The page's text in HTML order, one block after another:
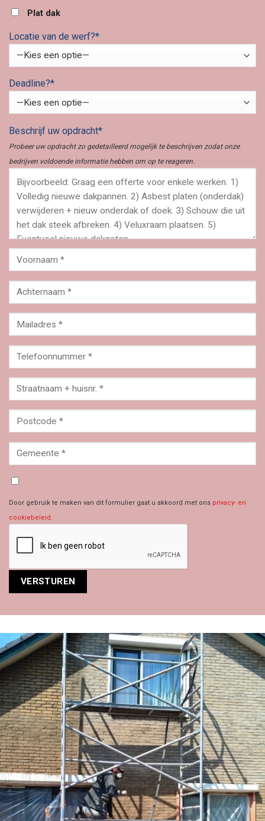
Plat dak
Locatie van de werf?*
Deadline?*
Beschrijf uw opdracht*
Probeer uw opdracht zo gedetailleerd mogelijk te beschrijven zodat onze
bedrijven voldoende informatie hebben om op te reageren.
Door gebruik te maken van dit formulier gaat u akkoord met ons privacy- en
cookiebeleid .